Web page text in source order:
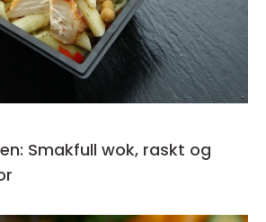
Smakfull wok, raskt og